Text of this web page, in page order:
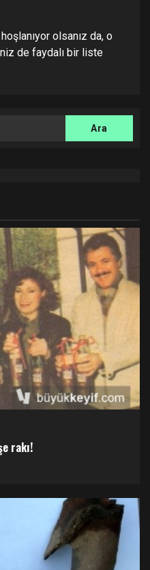
olsanız da, o
de faydalı bir liste
rakı!